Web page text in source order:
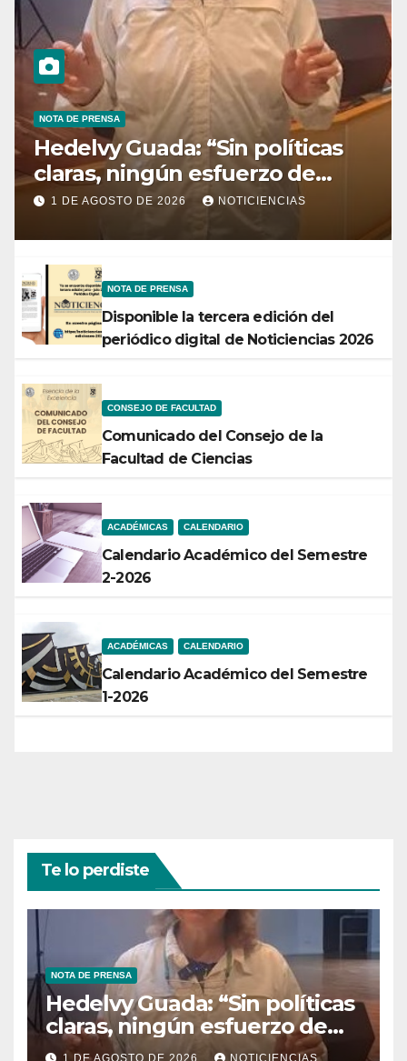
NOTA DE PRENSA
Hedelvy Guada: “Sin políticas
claras, ningún esfuerzo de
conservación rendirá frutos”
1 DE AGOSTO DE 2026 NOTICIENCIAS
NOTA DE PRENSA
Disponible la tercera edición del
periódico digital de Noticiencias 2026
CONSEJO DE FACULTAD
Comunicado del Consejo de la
Facultad de Ciencias
ACADÉMICAS CALENDARIO
Calendario Académico del Semestre
2-2026
ACADÉMICAS CALENDARIO
Calendario Académico del Semestre
1-2026
Te lo perdiste
NOTA DE PRENSA
Hedelvy Guada: “Sin políticas
claras, ningún esfuerzo de
conservación rendirá frutos”
1 DE AGOSTO DE 2026 NOTICIENCIAS